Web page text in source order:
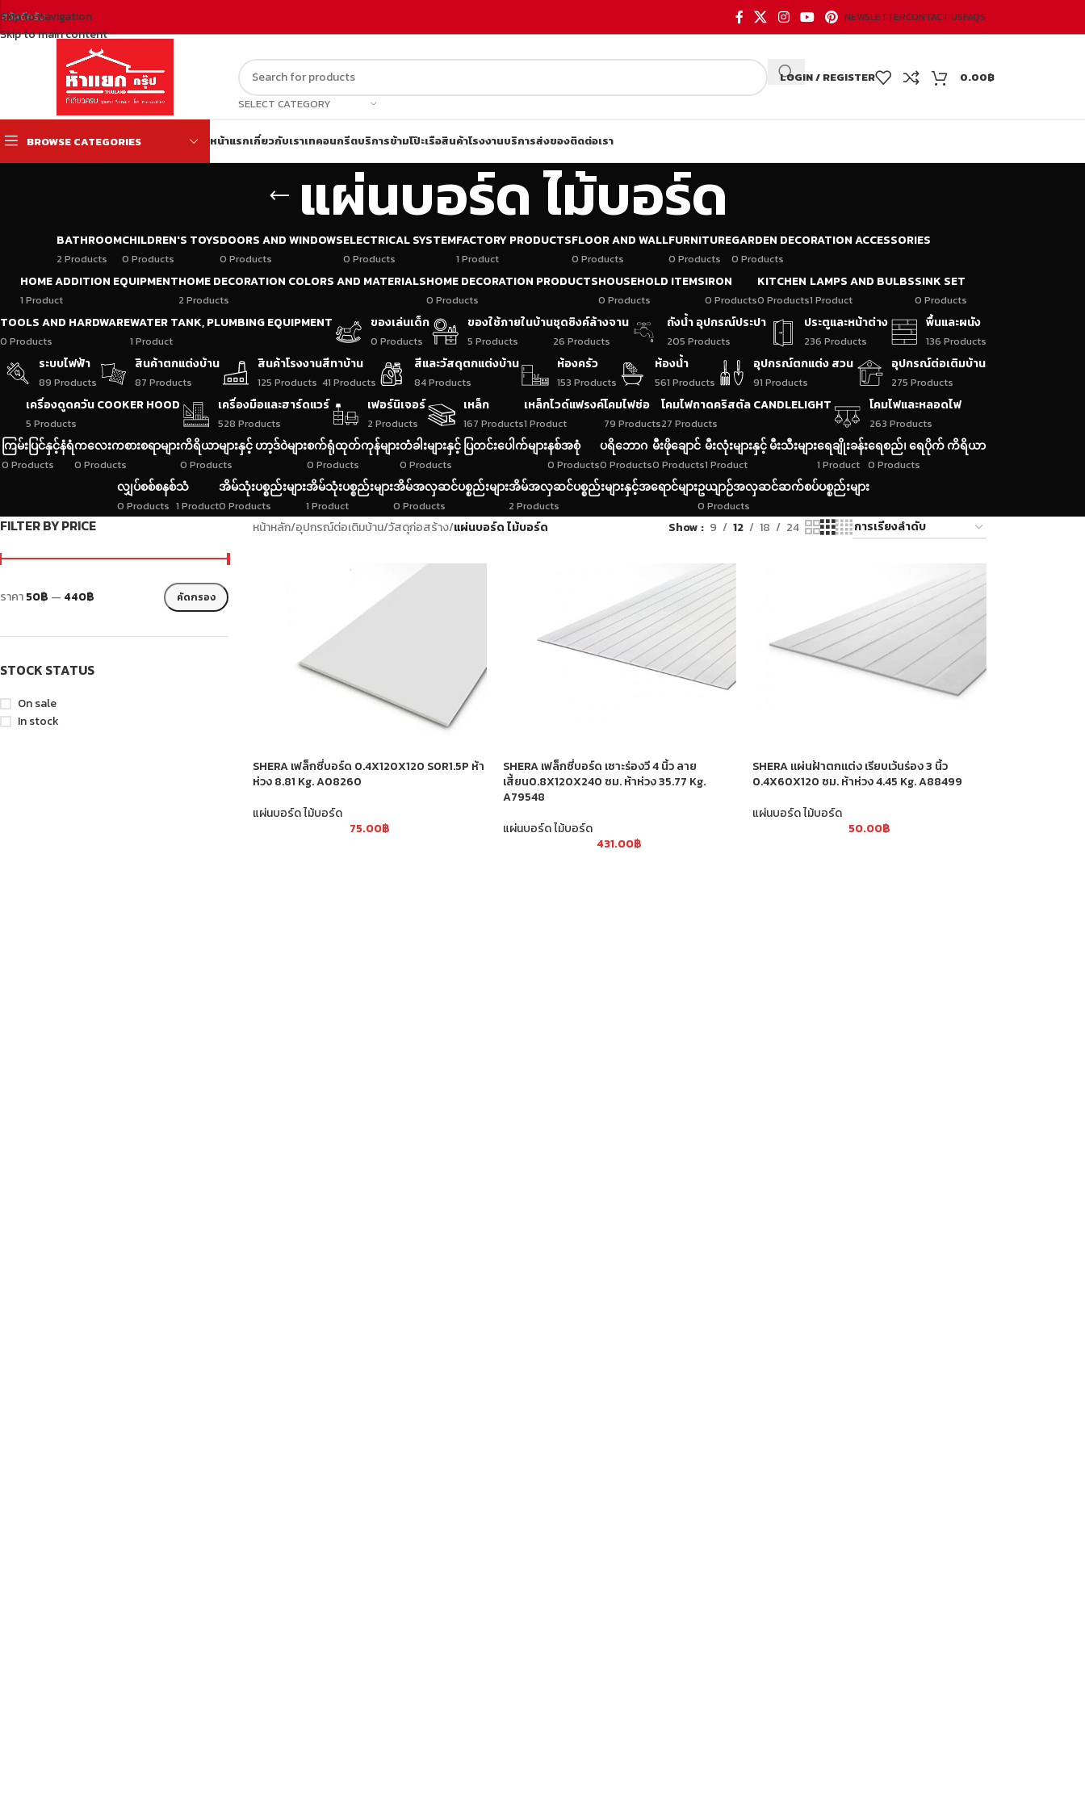
Skip to navigation
Skip to main content
สวัสดีครับ NEWSLETTERCONTACT USFAQS
SELECT CATEGORY
LOGIN / REGISTER 0.00฿
BROWSE CATEGORIES หน้าแรกเกี่ยวกับเราเทคอนกรีตบริการข้ามโป๊ะเรือสินค้าโรงงานบริการส่งของติดต่อเรา
แผ่นบอร์ด ไม้บอร์ด
BATHROOM
2 Products
CHILDREN'S TOYS
0 Products
DOORS AND WINDOWS
0 Products
ELECTRICAL SYSTEM
0 Products
FACTORY PRODUCTS
1 Product
FLOOR AND WALL
0 Products
FURNITURE
0 Products
GARDEN DECORATION ACCESSORIES
0 Products
HOME ADDITION EQUIPMENT
1 Product
HOME DECORATION COLORS AND MATERIALS
2 Products
HOME DECORATION PRODUCTS
0 Products
HOUSEHOLD ITEMS
0 Products
IRON
0 Products
KITCHEN
0 Products
LAMPS AND BULBS
1 Product
SINK SET
0 Products
TOOLS AND HARDWARE
0 Products
WATER TANK, PLUMBING EQUIPMENT
1 Product
ของเล่นเด็ก
0 Products
ของใช้ภายในบ้าน
5 Products
ชุดซิงค์ล้างจาน
26 Products
ถังน้ำ อุปกรณ์ประปา
205 Products
ประตูและหน้าต่าง
236 Products
พื้นและผนัง
136 Products
ระบบไฟฟ้า
89 Products
สินค้าตกแต่งบ้าน
87 Products
สินค้าโรงงาน
125 Products
สีทาบ้าน
41 Products
สีและวัสดุตกแต่งบ้าน
84 Products
ห้องครัว
153 Products
ห้องน้ำ
561 Products
อุปกรณ์ตกแต่ง สวน
91 Products
อุปกรณ์ต่อเติมบ้าน
275 Products
เครื่องดูดควัน COOKER HOOD
5 Products
เครื่องมือและฮาร์ดแวร์
528 Products
เฟอร์นิเจอร์
2 Products
เหล็ก
167 Products
เหล็กไวด์แฟรงค์
1 Product
โคมไฟช่อ
79 Products
โคมไฟถาดคริสตัล CANDLELIGHT
27 Products
โคมไฟและหลอดไฟ
263 Products
ကြမ်းပြင်နှင့်နံရံ
0 Products
ကလေးကစားစရာများ
0 Products
ကိရိယာများနှင့် ဟာ့ဒ်ဝဲများ
0 Products
စက်ရုံထုတ်ကုန်များ
0 Products
တံခါးများနှင့် ပြတင်းပေါက်များ
0 Products
နစ်အစုံ
0 Products
ပရိဘောဂ
0 Products
မီးဖိုချောင်
0 Products
မီးလုံးများနှင့် မီးသီးများ
1 Product
ရေချိုးခန်း
1 Product
ရေစည်၊ ရေပိုက် ကိရိယာ
0 Products
လျှပ်စစ်စနစ်
0 Products
သံ
1 Product
အိမ်သုံးပစ္စည်းများ
0 Products
အိမ်သုံးပစ္စည်းများ
1 Product
အိမ်အလှဆင်ပစ္စည်းများ
0 Products
အိမ်အလှဆင်ပစ္စည်းများနှင့်အရောင်များ
2 Products
ဥယျာဉ်အလှဆင်ဆက်စပ်ပစ္စည်းများ
0 Products
FILTER BY PRICE
คัดกรอง
ราคา50฿ — 440฿
STOCK STATUS
On sale
In stock
หน้าหลัก/อุปกรณ์ต่อเติมบ้าน/วัสดุก่อสร้าง/แผ่นบอร์ด ไม้บอร์ด Show 9 12 18 24
SHERA เฟล็กซี่บอร์ด 0.4X120X120 S0R1.5P ห้า
ห่วง 8.81 Kg. A08260
แผ่นบอร์ด ไม้บอร์ด
75.00฿
SHERA เฟล็กซี่บอร์ด เซาะร่องวี 4 นิ้ว ลาย
เสี้ยน0.8X120X240 ซม. ห้าห่วง 35.77 Kg.
A79548
แผ่นบอร์ด ไม้บอร์ด
431.00฿
SHERA แผ่นฝ้าตกแต่ง เรียบเว้นร่อง 3 นิ้ว
0.4X60X120 ซม. ห้าห่วง 4.45 Kg. A88499
แผ่นบอร์ด ไม้บอร์ด
50.00฿